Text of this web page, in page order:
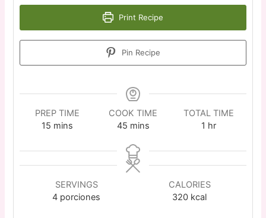
Print Recipe
Pin Recipe
PREP TIME
15 mins
COOK TIME
45 mins
TOTAL TIME
1 hr
SERVINGS
4 porciones
CALORIES
320 kcal